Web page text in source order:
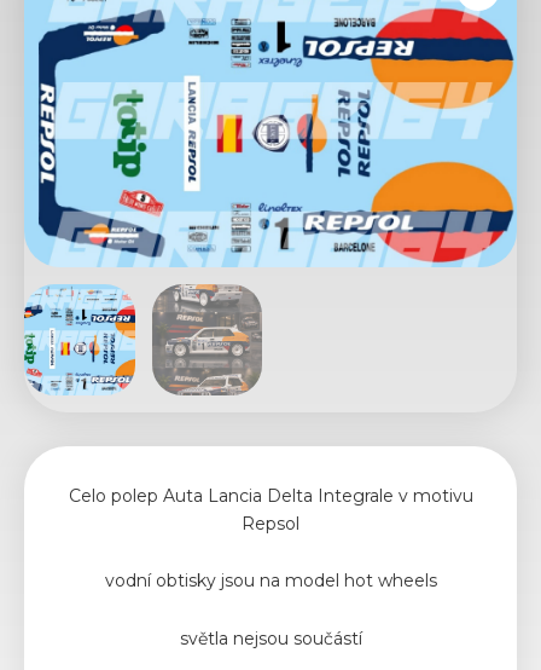
Celo polep Auta Lancia Delta Integrale v motivu
Repsol
vodní obtisky jsou na model hot wheels
světla nejsou součástí